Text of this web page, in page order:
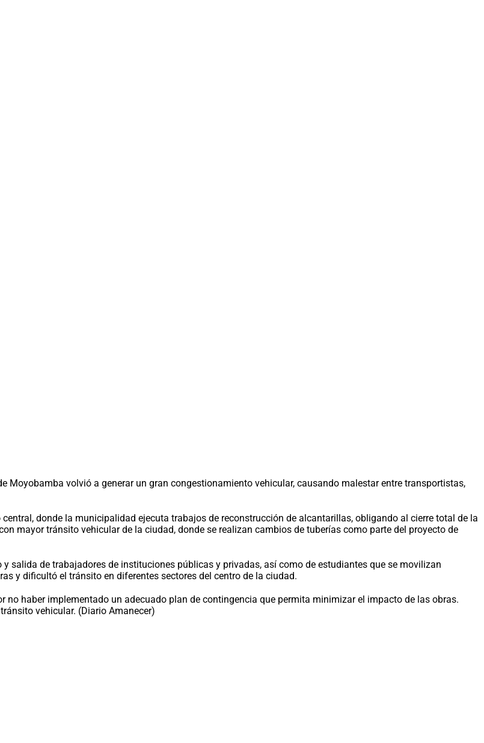
Moyobamba volvió a generar un gran congestionamiento vehicular, causando malestar entre transportistas,
donde la municipalidad ejecuta trabajos de reconstrucción de alcantarillas, obligando al cierre total de la
mayor tránsito vehicular de la ciudad, donde se realizan cambios de tuberías como parte del proyecto de
salida de trabajadores de instituciones públicas y privadas, así como de estudiantes que se movilizan
y dificultó el tránsito en diferentes sectores del centro de la ciudad.
haber implementado un adecuado plan de contingencia que permita minimizar el impacto de las obras.
vehicular. (Diario Amanecer)